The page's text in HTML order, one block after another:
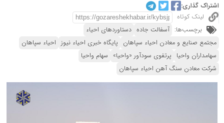
اشتراک گذاری:
لینک کوتاه
برچسب‌ها: آسفالت جاده دستاوردهای احیاء
مجتمع صنایع و معادن احیاء سپاهان پایگاه خبری احیاء نیوز احیاء سپاهان
سهامداران واحیا پرتفوی سودآور «واحیا» سهام واحیا
شرکت معادن سنگ آهن احیاء سپاهان